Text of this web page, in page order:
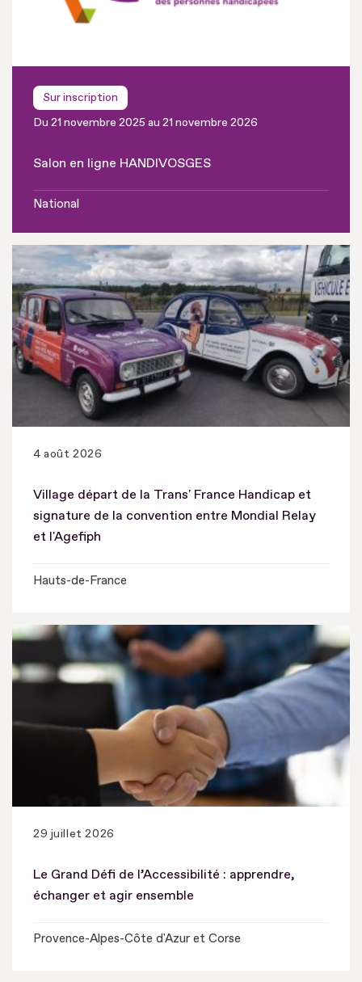
Sur inscription
Du 21 novembre 2025 au 21 novembre 2026
Salon en ligne HANDIVOSGES
National
4 août 2026
Village départ de la Trans' France Handicap et
signature de la convention entre Mondial Relay
et l'Agefiph
Hauts-de-France
29 juillet 2026
Le Grand Défi de l’Accessibilité : apprendre,
échanger et agir ensemble
Provence-Alpes-Côte d'Azur et Corse